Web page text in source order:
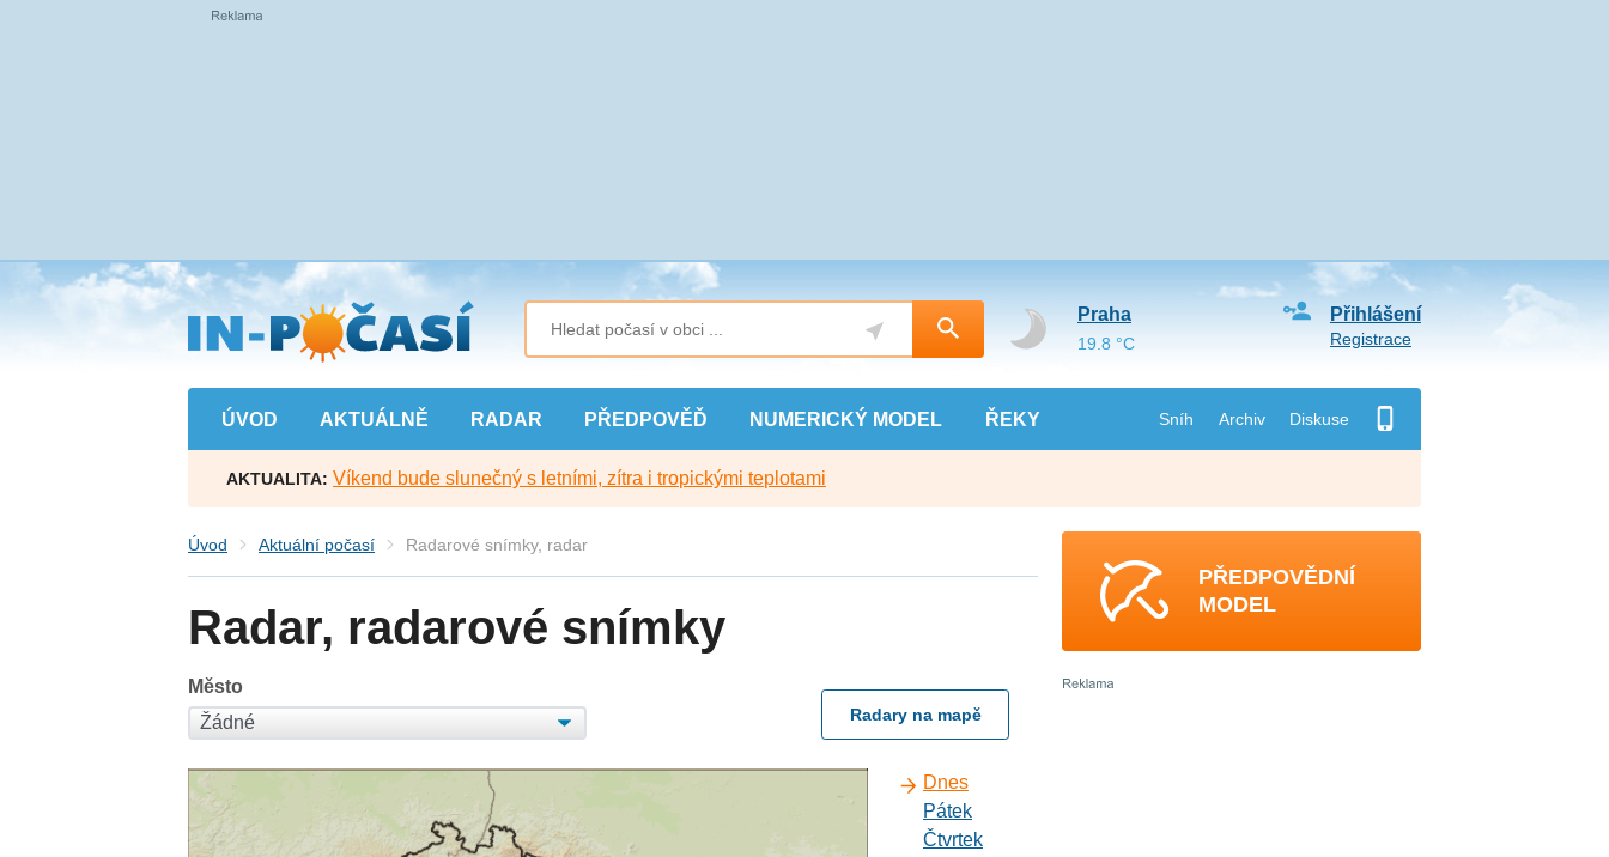
Přejít
na
hlavní
obsah
ÚVOD AKTUÁLNĚ RADAR PŘEDPOVĚĎ NUMERICKÝ MODEL ŘEKY Sníh Archiv Diskuse
Přihlášení
Registrace
Praha
19.8 °C
AKTUALITA: Víkend bude slunečný s letními, zítra i tropickými teplotami
Úvod Aktuální počasí Radarové snímky, radar
Radar, radarové snímky
Město
Radary na mapě
Dnes
Pátek
Čtvrtek
PŘEDPOVĚDNÍ
MODEL